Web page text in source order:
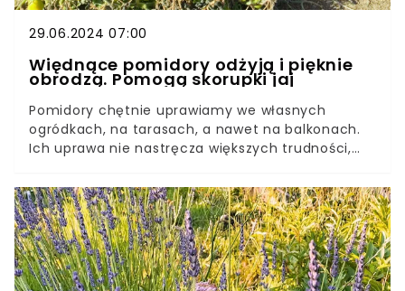
29.06.2024 07:00
Więdnące pomidory odżyją i pięknie
obrodzą. Pomogą skorupki jaj
Pomidory chętnie uprawiamy we własnych
ogródkach, na tarasach, a nawet na balkonach.
Ich uprawa nie nastręcza większych trudności,
Jednym z problemów jest więdnięcie
krzaczków.Gdy nasze pomidory zaczynają
wyglądać mizernie, to znak, że popełniamy błędy
w pielęgnacji. Warto wtedy zmienić nawyki i
zastosować domową odżywkę na pomidory.
Sprawdź, jak ją przygotować.